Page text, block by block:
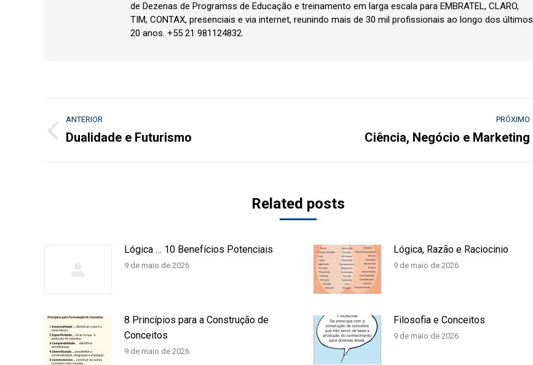
de Dezenas de Programss de Educação e treinamento em larga escala para EMBRATEL, CLARO,
TIM, CONTAX, presenciais e via internet, reunindo mais de 30 mil profissionais ao longo dos últimos
20 anos. +55 21 981124832.
Navegação
de
ANTERIOR
Post
Dualidade e Futurismo
PRÓXIMO
Ciência, Negócio e Marketing
Related posts
Lógica … 10 Benefícios Potenciais
9 de maio de 2026
Lógica, Razão e Raciocinio
9 de maio de 2026
8 Princípios para a Construção de
Conceitos
9 de maio de 2026
Filosofia e Conceitos
9 de maio de 2026